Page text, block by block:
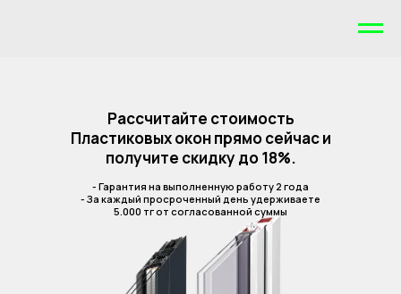
Рассчитайте стоимость
Пластиковых окон прямо сейчас и
получите скидку до 18%.
- Гарантия на выполненную работу 2 года
- За каждый просроченный день удерживаете
5.000 тг от согласованной суммы